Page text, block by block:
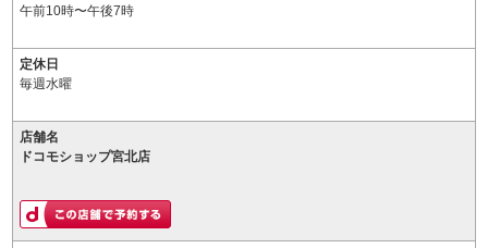
午前10時〜午後7時
定休日
毎週水曜
店舗名
ドコモショップ宮北店